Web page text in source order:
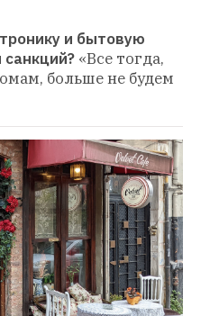
и бытовую
«Все тогда,
больше не будем